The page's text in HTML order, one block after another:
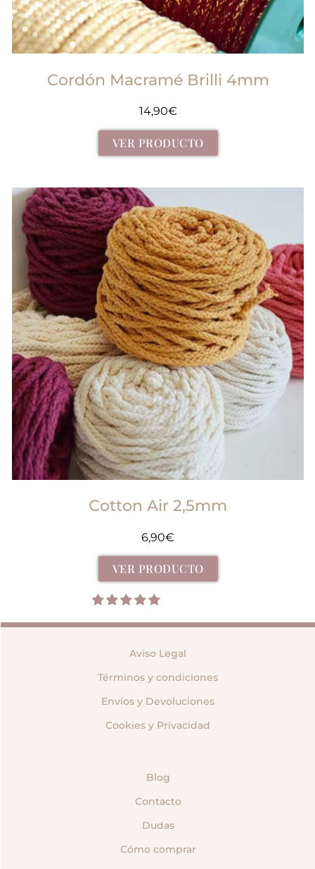
Cordón Macramé Brilli 4mm
14,90€
VER PRODUCTO
Cotton Air 2,5mm
6,90€
VER PRODUCTO
Aviso Legal
Términos y condiciones
Envíos y Devoluciones
Cookies y Privacidad
Blog
Contacto
Dudas
Cómo comprar